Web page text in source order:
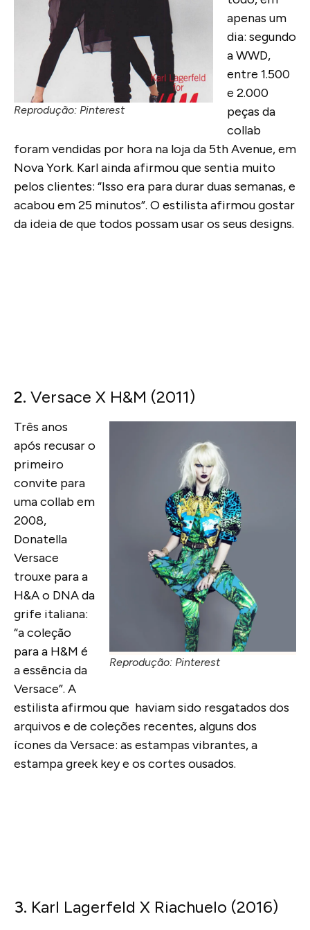
Reprodução: Pinterest
apenas um
dia: segundo
a WWD,
entre 1.500
e 2.000
peças da
collab
foram vendidas por hora na loja da 5th Avenue, em
Nova York. Karl ainda afirmou que sentia muito
pelos clientes: “Isso era para durar duas semanas, e
acabou em 25 minutos”. O estilista afirmou gostar
da ideia de que todos possam usar os seus designs.
2. Versace X H&M (2011)
Reprodução: Pinterest
Três anos
após recusar o
primeiro
convite para
uma collab em
2008,
Donatella
Versace
trouxe para a
H&A o DNA da
grife italiana:
“a coleção
para a H&M é
a essência da
Versace”. A
estilista afirmou que haviam sido resgatados dos
arquivos e de coleções recentes, alguns dos
ícones da Versace: as estampas vibrantes, a
estampa greek key e os cortes ousados.
3. Karl Lagerfeld X Riachuelo (2016)